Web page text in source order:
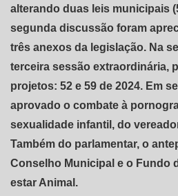
alterando duas leis municipais
segunda discussão foram
três anexos da legislação. Na
terceira sessão extraordinária,
projetos: 52 e 59 de 2024. Em
aprovado o combate à
sexualidade infantil, do
Também do parlamentar, o
Conselho Municipal e o Fundo
estar Animal.